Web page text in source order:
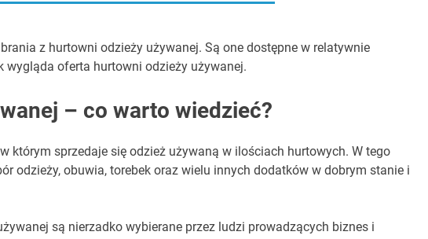
z hurtowni odzieży używanej. Są one dostępne w relatywnie
wygląda oferta hurtowni odzieży używanej.
– co warto wiedzieć?
którym sprzedaje się odzież używaną w ilościach hurtowych. W tego
odzieży, obuwia, torebek oraz wielu innych dodatków w dobrym stanie i
są nierzadko wybierane przez ludzi prowadzących biznes i